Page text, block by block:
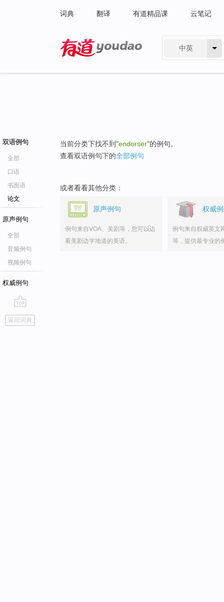
词典 翻译 有道精品课 云笔记
中英
双语例句
全部
口语
书面语
论文
原声例句
全部
音频例句
视频例句
权威例句
go
top
返回词典
当前分类下找不到"endorser"的例句。
查看双语例句下的全部例句
或者看看其他分类：
原声例句
例句来自VOA、美剧等，您可以边
看美剧边学地道的美语。
权威
例句来自权威英文
等，提供最专业的